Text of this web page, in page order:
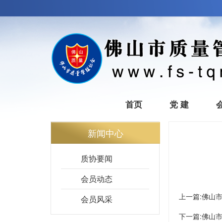
首页 党 建
新闻中心
质协要闻
会员动态
会员风采
上一篇:佛山
下一篇:佛山